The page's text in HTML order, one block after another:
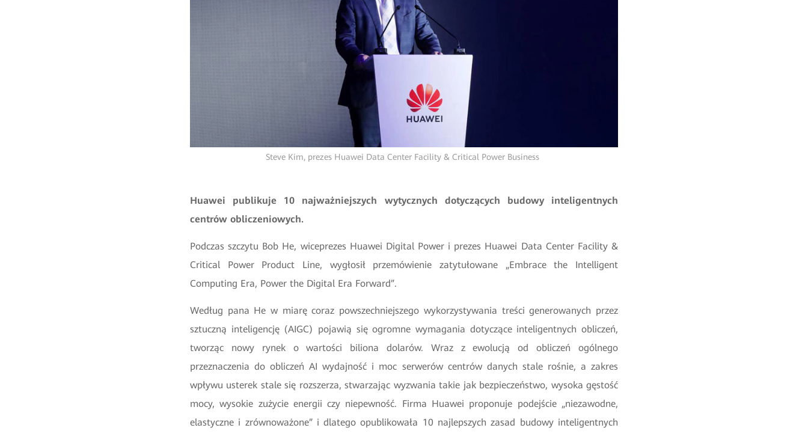
Steve Kim, prezes Huawei Data Center Facility & Critical Power Business
Huawei publikuje 10 najważniejszych wytycznych dotyczących budowy inteligentnych
centrów obliczeniowych.
Podczas szczytu Bob He, wiceprezes Huawei Digital Power i prezes Huawei Data Center Facility &
Critical Power Product Line, wygłosił przemówienie zatytułowane „Embrace the Intelligent
Computing Era, Power the Digital Era Forward”.
Według pana He w miarę coraz powszechniejszego wykorzystywania treści generowanych przez
sztuczną inteligencję (AIGC) pojawią się ogromne wymagania dotyczące inteligentnych obliczeń,
tworząc nowy rynek o wartości biliona dolarów. Wraz z ewolucją od obliczeń ogólnego
przeznaczenia do obliczeń AI wydajność i moc serwerów centrów danych stale rośnie, a zakres
wpływu usterek stale się rozszerza, stwarzając wyzwania takie jak bezpieczeństwo, wysoka gęstość
mocy, wysokie zużycie energii czy niepewność. Firma Huawei proponuje podejście „niezawodne,
elastyczne i zrównoważone” i dlatego opublikowała 10 najlepszych zasad budowy inteligentnych